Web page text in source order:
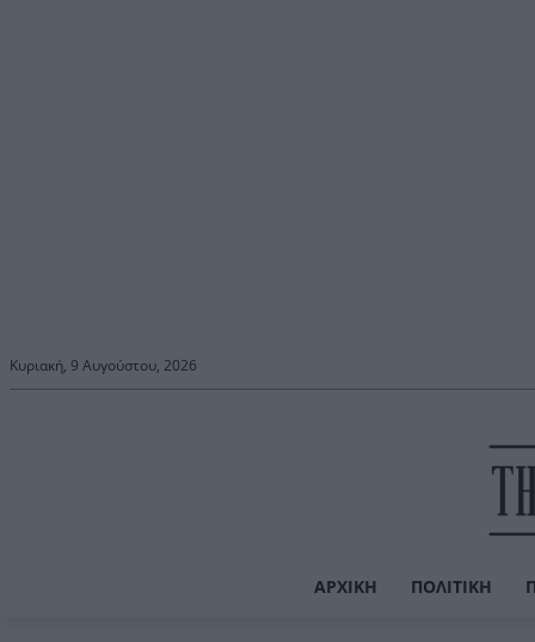
Κυριακή, 9 Αυγούστου, 2026
ΑΡΧΙΚΉ ΠΟΛΙΤΙΚΉ